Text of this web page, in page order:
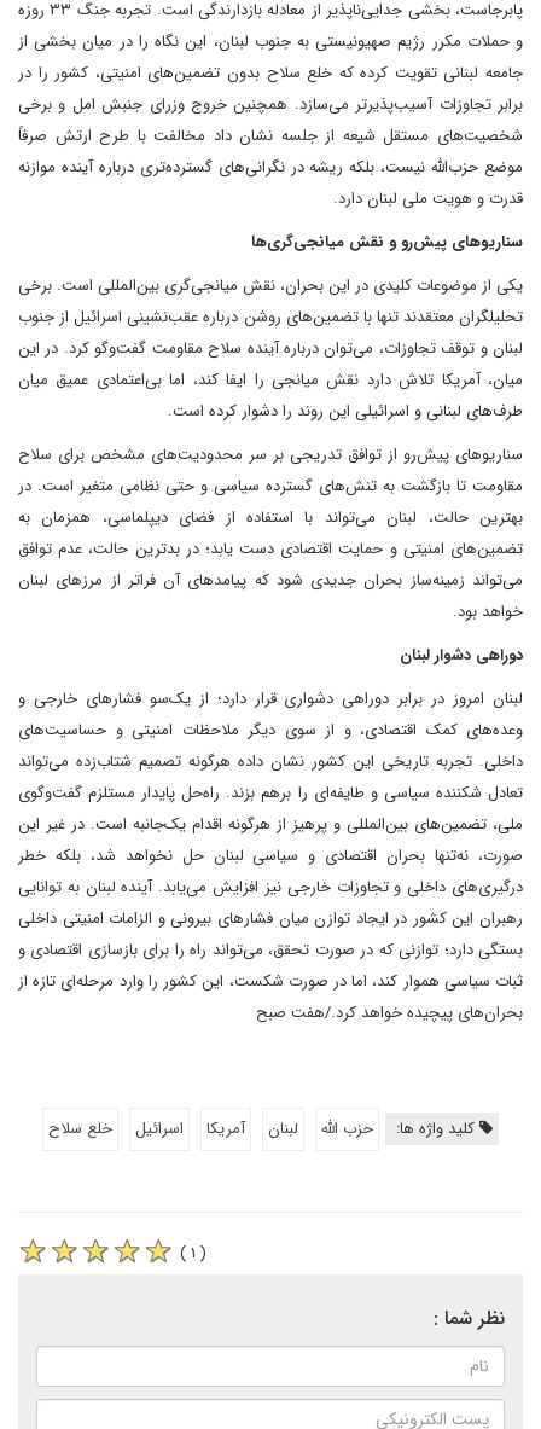
پابرجاست، بخشی جدایی‌ناپذیر از معادله بازدارندگی است. تجربه جنگ ۳۳ روزه
و حملات مکرر رژیم صهیونیستی به جنوب لبنان، این نگاه را در میان بخشی از
جامعه لبنانی تقویت کرده که خلع سلاح بدون تضمین‌های امنیتی، کشور را در
برابر تجاوزات آسیب‌پذیرتر می‌سازد. همچنین خروج وزرای جنبش امل و برخی
شخصیت‌های مستقل شیعه از جلسه نشان داد مخالفت با طرح ارتش صرفاً
موضع حزب‌الله نیست، بلکه ریشه در نگرانی‌های گسترده‌تری درباره آینده موازنه
قدرت و هویت ملی لبنان دارد.
سناریوهای پیش‌رو و نقش میانجی‌گری‌ها
یکی از موضوعات کلیدی در این بحران، نقش میانجی‌گری بین‌المللی است. برخی
تحلیلگران معتقدند تنها با تضمین‌های روشن درباره عقب‌نشینی اسرائیل از جنوب
لبنان و توقف تجاوزات، می‌توان درباره آینده سلاح مقاومت گفت‌وگو کرد. در این
میان، آمریکا تلاش دارد نقش میانجی را ایفا کند، اما بی‌اعتمادی عمیق میان
طرف‌های لبنانی و اسرائیلی این روند را دشوار کرده است.
سناریوهای پیش‌رو از توافق تدریجی بر سر محدودیت‌های مشخص برای سلاح
مقاومت تا بازگشت به تنش‌های گسترده سیاسی و حتی نظامی متغیر است. در
بهترین حالت، لبنان می‌تواند با استفاده از فضای دیپلماسی، همزمان به
تضمین‌های امنیتی و حمایت اقتصادی دست یابد؛ در بدترین حالت، عدم توافق
می‌تواند زمینه‌ساز بحران جدیدی شود که پیامدهای آن فراتر از مرزهای لبنان
خواهد بود.
دوراهی دشوار لبنان
لبنان امروز در برابر دوراهی دشواری قرار دارد؛ از یک‌سو فشارهای خارجی و
وعده‌های کمک اقتصادی، و از سوی دیگر ملاحظات امنیتی و حساسیت‌های
داخلی. تجربه تاریخی این کشور نشان داده هرگونه تصمیم شتاب‌زده می‌تواند
تعادل شکننده سیاسی و طایفه‌ای را برهم بزند. راه‌حل پایدار مستلزم گفت‌وگوی
ملی، تضمین‌های بین‌المللی و پرهیز از هرگونه اقدام یک‌جانبه است. در غیر این
صورت، نه‌تنها بحران اقتصادی و سیاسی لبنان حل نخواهد شد، بلکه خطر
درگیری‌های داخلی و تجاوزات خارجی نیز افزایش می‌یابد. آینده لبنان به توانایی
رهبران این کشور در ایجاد توازن میان فشارهای بیرونی و الزامات امنیتی داخلی
بستگی دارد؛ توازنی که در صورت تحقق، می‌تواند راه را برای بازسازی اقتصادی و
ثبات سیاسی هموار کند، اما در صورت شکست، این کشور را وارد مرحله‌ای تازه از
بحران‌های پیچیده خواهد کرد./هفت صبح
کلید واژه ها: حزب الله لبنان آمریکا اسرائیل خلع سلاح
( ۱ )
نظر شما :